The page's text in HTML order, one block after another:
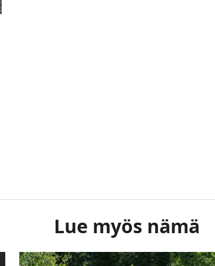
Lue myös nämä